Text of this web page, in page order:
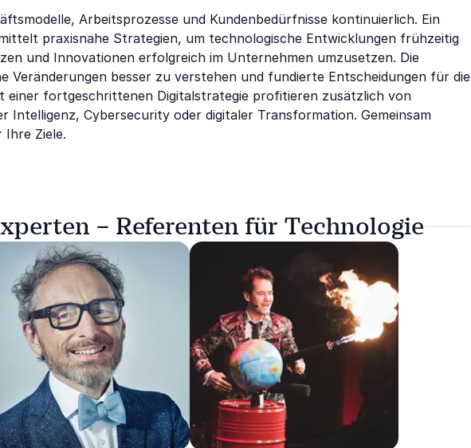
Arbeitsprozesse und Kundenbedürfnisse kontinuierlich. Ein
praxisnahe Strategien, um technologische Entwicklungen frühzeitig
und Innovationen erfolgreich im Unternehmen umzusetzen. Die
Veränderungen besser zu verstehen und fundierte Entscheidungen für die
fortgeschrittenen Digitalstrategie profitieren zusätzlich von
Intelligenz, Cybersecurity oder digitaler Transformation. Gemeinsam
Ziele.
– Referenten für Technologie